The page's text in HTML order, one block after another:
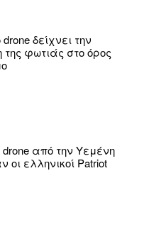
δείχνει την
φωτιάς στο όρος
από την Υεμένη
οι ελληνικοί Patriot